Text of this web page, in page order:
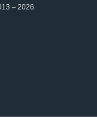
– 2026